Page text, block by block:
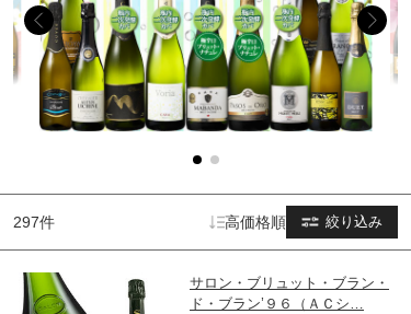
297件 絞り込み
高価格順
サロン・ブリュット・ブラン・
ド・ブラン’９６（ＡＣシ…